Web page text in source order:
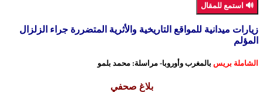
🔊 استمع للمقال
زيارات ميدانية للمواقع التاريخية والأثرية المتضررة جراء الزلزال
المؤلم
الشاملة بريس بالمغرب وأوروبا- مراسلة: محمد بلمو
بلاغ صحفي